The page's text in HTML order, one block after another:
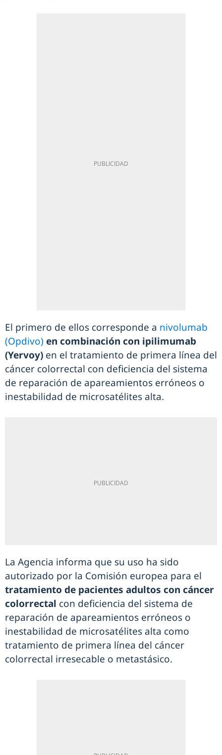
El primero de ellos corresponde a nivolumab
(Opdivo) en combinación con ipilimumab
(Yervoy) en el tratamiento de primera línea del
cáncer colorrectal con deficiencia del sistema
de reparación de apareamientos erróneos o
inestabilidad de microsatélites alta.
La Agencia informa que su uso ha sido
autorizado por la Comisión europea para el
tratamiento de pacientes adultos con cáncer
colorrectal con deficiencia del sistema de
reparación de apareamientos erróneos o
inestabilidad de microsatélites alta como
tratamiento de primera línea del cáncer
colorrectal irresecable o metastásico.